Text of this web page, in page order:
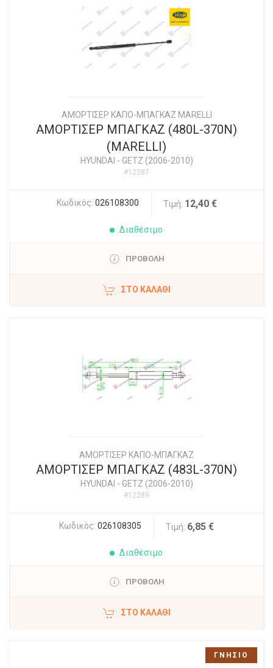
ΑΜΟΡΤΙΣΕΡ ΚΑΠΟ-ΜΠΑΓΚΑΖ MARELLI
ΑΜΟΡΤΙΣΕΡ ΜΠΑΓΚΑΖ (480L-370N)
(MARELLI)
HYUNDAI - GETZ (2006-2010)
#12287
Κωδικός: 026108300 Τιμή: 12,40 €
Διαθέσιμο
ΠΡΟΒΟΛΗ
ΣΤΟ ΚΑΛΆΘΙ
ΑΜΟΡΤΙΣΕΡ ΚΑΠΟ-ΜΠΑΓΚΑΖ
ΑΜΟΡΤΙΣΕΡ ΜΠΑΓΚΑΖ (483L-370N)
HYUNDAI - GETZ (2006-2010)
#12289
Κωδικός: 026108305 Τιμή: 6,85 €
Διαθέσιμο
ΠΡΟΒΟΛΗ
ΣΤΟ ΚΑΛΆΘΙ
ΓΝΗΣΙΟ